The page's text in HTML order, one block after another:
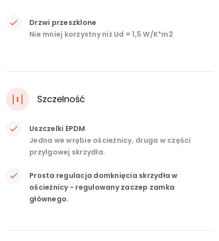
Drzwi przeszklone
Nie mniej korzystny niż Ud = 1,5 W/K*m2
Szczelność
Uszczelki EPDM
Jedna we wrębie ościeżnicy, druga w części
przylgowej skrzydła.
Prosta regulacja domknięcia skrzydła w
ościeżnicy - regulowany zaczep zamka
głównego.